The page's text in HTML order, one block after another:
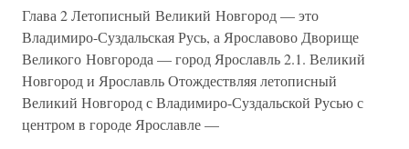
Глава 2 Летописный Великий Новгород — это
Владимиро-Суздальская Русь, а Ярославово Дворище
Великого Новгорода — город Ярославль 2.1. Великий
Новгород и Ярославль Отождествляя летописный
Великий Новгород с Владимиро-Суздальской Русью с
центром в городе Ярославле —